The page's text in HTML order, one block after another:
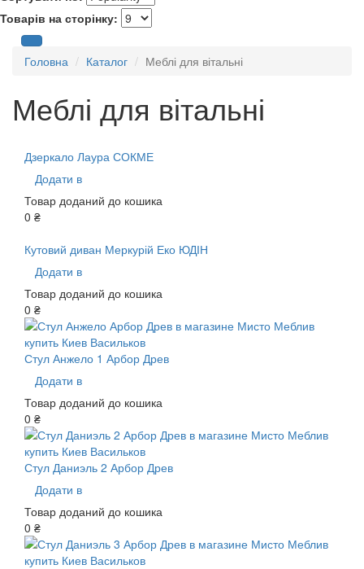
Товарів на сторінку:
Головна Каталог Меблі для вітальні
Меблі для вітальні
Дзеркало Лаура СОКМЕ
Додати в
Товар доданий до кошика
0 ₴
Кутовий диван Меркурій Еко ЮДІН
Додати в
Товар доданий до кошика
0 ₴
Стул Анжело 1 Арбор Древ
Додати в
Товар доданий до кошика
0 ₴
Стул Даниэль 2 Арбор Древ
Додати в
Товар доданий до кошика
0 ₴